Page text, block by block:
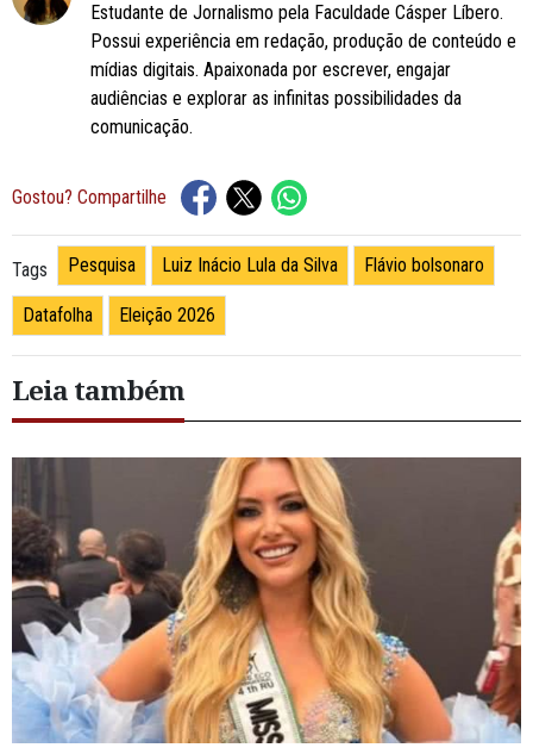
Estudante de Jornalismo pela Faculdade Cásper Líbero.
Possui experiência em redação, produção de conteúdo e
mídias digitais. Apaixonada por escrever, engajar
audiências e explorar as infinitas possibilidades da
comunicação.
Gostou? Compartilhe
Tags Pesquisa Luiz Inácio Lula da Silva Flávio bolsonaro
Datafolha Eleição 2026
Leia também